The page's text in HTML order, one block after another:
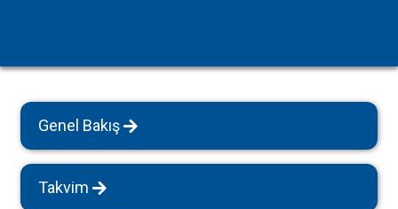
Genel Bakış
Takvim